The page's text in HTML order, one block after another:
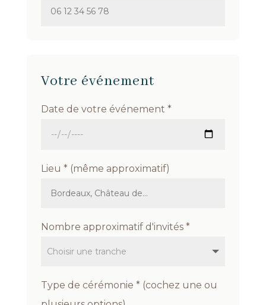
Votre événement
Date de votre événement *
Lieu * (même approximatif)
Nombre approximatif d'invités *
Type de cérémonie * (cochez une ou